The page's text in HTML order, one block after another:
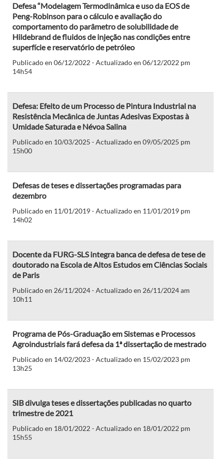
Defesa “Modelagem Termodinâmica e uso da EOS de
Peng-Robinson para o cálculo e avaliação do
comportamento do parâmetro de solubilidade de
Hildebrand de fluidos de injeção nas condições entre
superfície e reservatório de petróleo
Publicado en 06/12/2022 - Actualizado en 06/12/2022 pm
14h54
Defesa: Efeito de um Processo de Pintura Industrial na
Resistência Mecânica de Juntas Adesivas Expostas à
Umidade Saturada e Névoa Salina
Publicado en 10/03/2025 - Actualizado en 09/05/2025 pm
15h00
Defesas de teses e dissertações programadas para
dezembro
Publicado en 11/01/2019 - Actualizado en 11/01/2019 pm
14h02
Docente da FURG-SLS integra banca de defesa de tese de
doutorado na Escola de Altos Estudos em Ciências Sociais
de Paris
Publicado en 26/11/2024 - Actualizado en 26/11/2024 am
10h11
Programa de Pós-Graduação em Sistemas e Processos
Agroindustriais fará defesa da 1ª dissertação de mestrado
Publicado en 14/02/2023 - Actualizado en 15/02/2023 pm
13h25
SIB divulga teses e dissertações publicadas no quarto
trimestre de 2021
Publicado en 18/01/2022 - Actualizado en 18/01/2022 pm
15h55